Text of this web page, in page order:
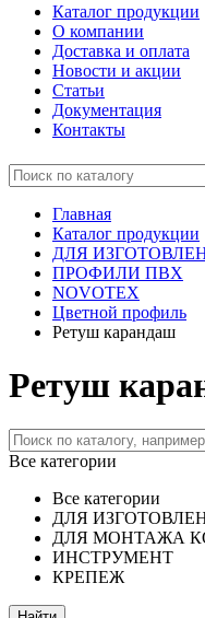
Каталог продукции
О компании
Доставка и оплата
Новости и акции
Статьи
Документация
Контакты
Главная
Каталог продукции
ДЛЯ
ПРОФИЛИ ПВХ
NOVOTEX
Цветной профиль
Ретуш карандаш
Ретуш
Все категории
Все категории
ДЛЯ
ДЛЯ МОНТАЖА
ИНСТРУМЕНТ
КРЕПЕЖ